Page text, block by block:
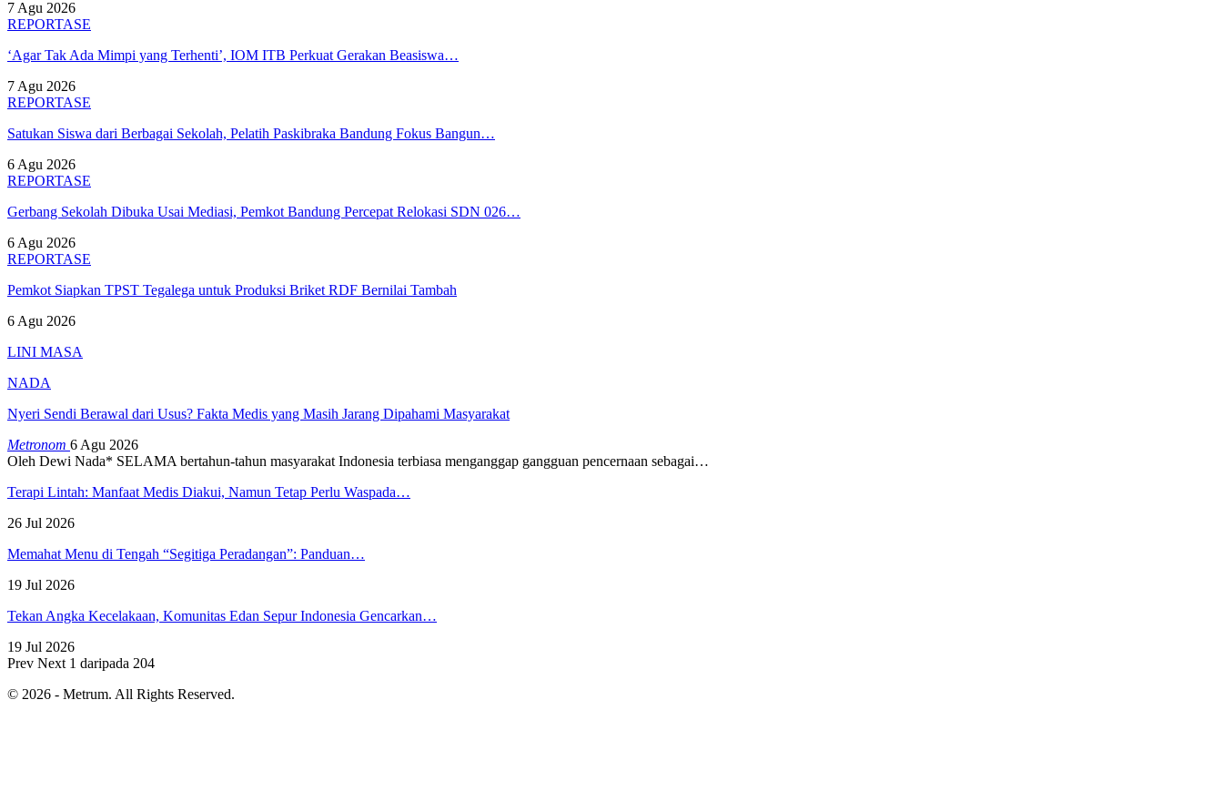
7 Agu 2026
REPORTASE
‘Agar Tak Ada Mimpi yang Terhenti’, IOM ITB Perkuat Gerakan Beasiswa…
7 Agu 2026
REPORTASE
Satukan Siswa dari Berbagai Sekolah, Pelatih Paskibraka Bandung Fokus Bangun…
6 Agu 2026
REPORTASE
Gerbang Sekolah Dibuka Usai Mediasi, Pemkot Bandung Percepat Relokasi SDN 026…
6 Agu 2026
REPORTASE
Pemkot Siapkan TPST Tegalega untuk Produksi Briket RDF Bernilai Tambah
6 Agu 2026
LINI MASA
NADA
Nyeri Sendi Berawal dari Usus? Fakta Medis yang Masih Jarang Dipahami Masyarakat
Metronom 6 Agu 2026
Oleh Dewi Nada* SELAMA bertahun-tahun masyarakat Indonesia terbiasa menganggap gangguan pencernaan sebagai…
Terapi Lintah: Manfaat Medis Diakui, Namun Tetap Perlu Waspada…
26 Jul 2026
Memahat Menu di Tengah “Segitiga Peradangan”: Panduan…
19 Jul 2026
Tekan Angka Kecelakaan, Komunitas Edan Sepur Indonesia Gencarkan…
19 Jul 2026
Prev Next 1 daripada 204
© 2026 - Metrum. All Rights Reserved.